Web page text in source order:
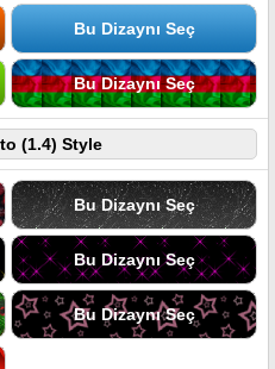
Bu Dizaynı Seç
Bu Dizaynı Seç
(1.4) Style
Bu Dizaynı Seç
Bu Dizaynı Seç
Bu Dizaynı Seç